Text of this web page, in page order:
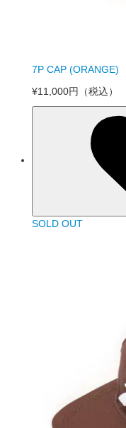
7P CAP (ORANGE)
¥11,000円 （税込）
SOLD OUT